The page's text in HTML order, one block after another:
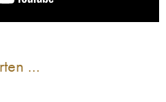
Ardoisières
de-Soucy Argile
…